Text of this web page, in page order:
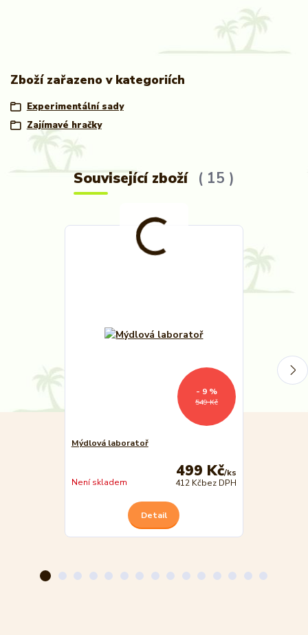
Zboží zařazeno v kategoriích
Experimentální sady
Zajímavé hračky
Související zboží 15
549 Kč
- 9 %
Mýdlová laboratoř
499 Kč/ks
412 Kčbez DPH
Není skladem
Detail